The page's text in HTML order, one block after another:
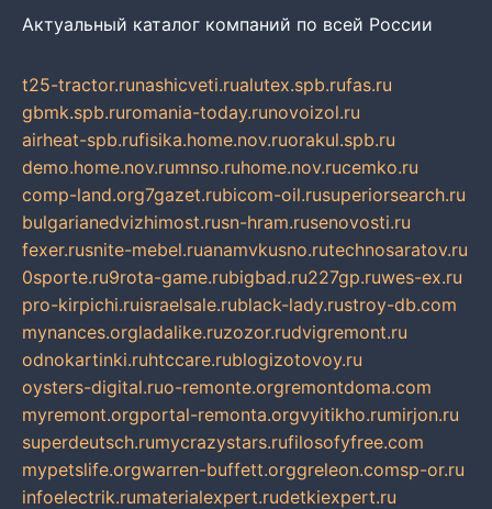
Актуальный каталог компаний по всей России
t25-tractor.runashicveti.rualutex.spb.rufas.ru
gbmk.spb.ruromania-today.runovoizol.ru
airheat-spb.rufisika.home.nov.ruorakul.spb.ru
demo.home.nov.rumnso.ruhome.nov.rucemko.ru
comp-land.org7gazet.rubicom-oil.rusuperiorsearch.ru
bulgarianedvizhimost.rusn-hram.rusenovosti.ru
fexer.rusnite-mebel.ruanamvkusno.rutechnosaratov.ru
0sporte.ru9rota-game.rubigbad.ru227gp.ruwes-ex.ru
pro-kirpichi.ruisraelsale.rublack-lady.rustroy-db.com
mynances.orgladalike.ruzozor.rudvigremont.ru
odnokartinki.ruhtccare.rublogizotovoy.ru
oysters-digital.ruo-remonte.orgremontdoma.com
myremont.orgportal-remonta.orgvyitikho.rumirjon.ru
superdeutsch.rumycrazystars.rufilosofyfree.com
mypetslife.orgwarren-buffett.orggreleon.comsp-or.ru
infoelectrik.rumaterialexpert.rudetkiexpert.ru